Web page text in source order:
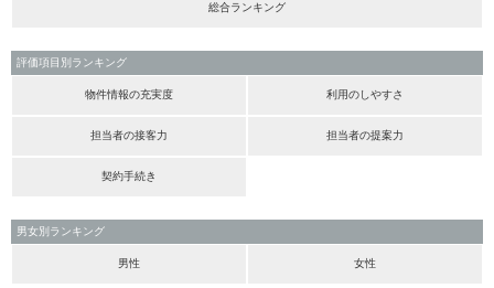
総合ランキング
評価項目別ランキング
物件情報の充実度 利用のしやすさ
担当者の接客力 担当者の提案力
契約手続き
男女別ランキング
男性 女性